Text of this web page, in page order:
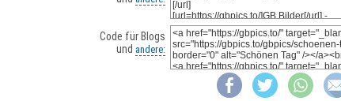
Code für Blogs
und andere: